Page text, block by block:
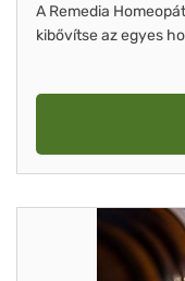
A Remedia
kibővítse az egyes